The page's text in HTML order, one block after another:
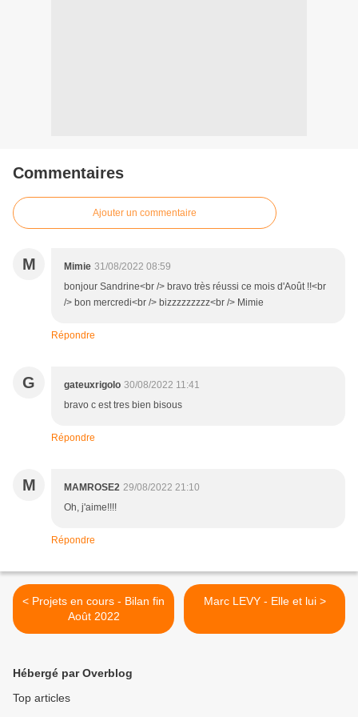
Commentaires
Ajouter un commentaire
M Mimie 31/08/2022 08:59
bonjour Sandrine<br /> bravo très réussi ce mois d'Août !!<br
/> bon mercredi<br /> bizzzzzzzzz<br /> Mimie
Répondre
G gateuxrigolo 30/08/2022 11:41
bravo c est tres bien bisous
Répondre
M MAMROSE2 29/08/2022 21:10
Oh, j'aime!!!!
Répondre
< Projets en cours - Bilan fin
Août 2022
Marc LEVY - Elle et lui >
Hébergé par Overblog
Top articles